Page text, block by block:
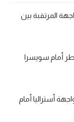
المرتقبة بين
أمام سويسرا
أستراليا أمام